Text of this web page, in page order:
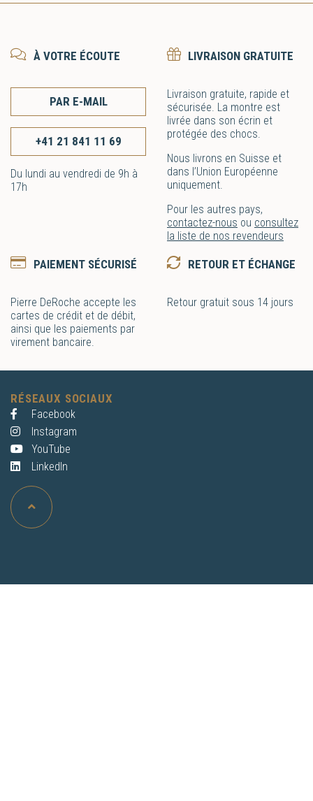
À VOTRE ÉCOUTE
PAR E-MAIL
+41 21 841 11 69
Du lundi au vendredi de 9h à
17h
LIVRAISON GRATUITE
Livraison gratuite, rapide et
sécurisée. La montre est
livrée dans son écrin et
protégée des chocs.
Nous livrons en Suisse et
dans l’Union Européenne
uniquement.
Pour les autres pays,
contactez-nous ou consultez
la liste de nos revendeurs
PAIEMENT SÉCURISÉ
Pierre DeRoche accepte les
cartes de crédit et de débit,
ainsi que les paiements par
virement bancaire.
RETOUR ET ÉCHANGE
Retour gratuit sous 14 jours
RÉSEAUX SOCIAUX
Facebook
Instagram
YouTube
LinkedIn